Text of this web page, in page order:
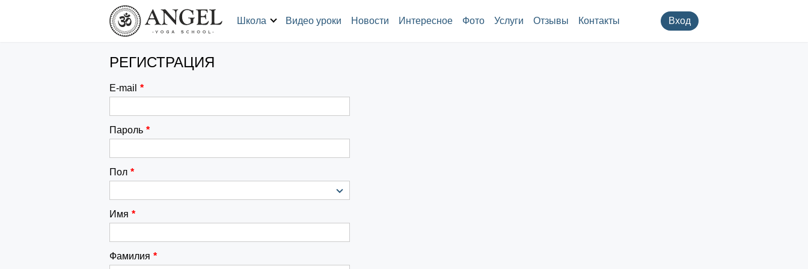
. Школа Видео уроки Новости Интересное Фото Услуги Отзывы Контакты Вход
РЕГИСТРАЦИЯ
E-mail *
Пароль *
Пол *
Имя *
Фамилия *